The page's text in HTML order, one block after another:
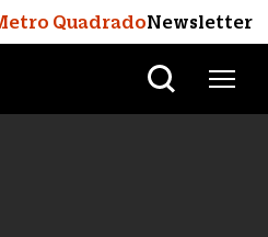
QuadradoNewsletter